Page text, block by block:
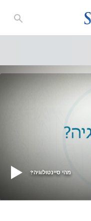
מהי סיינטולוגיה?